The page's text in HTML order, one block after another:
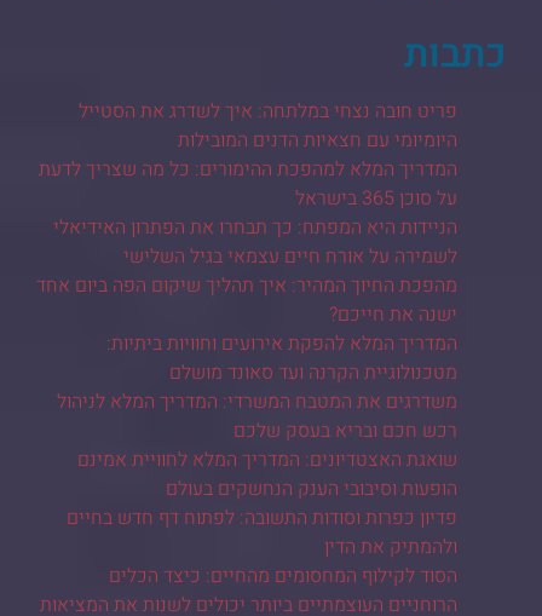
כתבות
פריט חובה נצחי במלתחה: איך לשדרג את הסטייל
היומיומי עם חצאיות הדנים המובילות
המדריך המלא למהפכת ההימורים: כל מה שצריך לדעת
על סוכן 365 בישראל
הניידות היא המפתח: כך תבחרו את הפתרון האידיאלי
לשמירה על אורח חיים עצמאי בגיל השלישי
מהפכת החיוך המהיר: איך תהליך שיקום הפה ביום אחד
ישנה את חייכם?
המדריך המלא להפקת אירועים וחוויות ביתיות:
מטכנולוגיית הקרנה ועד סאונד מושלם
משדרגים את המטבח המשרדי: המדריך המלא לניהול
רכש חכם ובריא בעסק שלכם
שואגת האצטדיונים: המדריך המלא לחוויית אמינם
הופעות וסיבובי הענק הנחשקים בעולם
פדיון כפרות וסודות התשובה: לפתוח דף חדש בחיים
ולהמתיק את הדין
הסוד לקילוף המחסומים מהחיים: כיצד הכלים
הרוחניים העוצמתיים ביותר יכולים לשנות את המציאות